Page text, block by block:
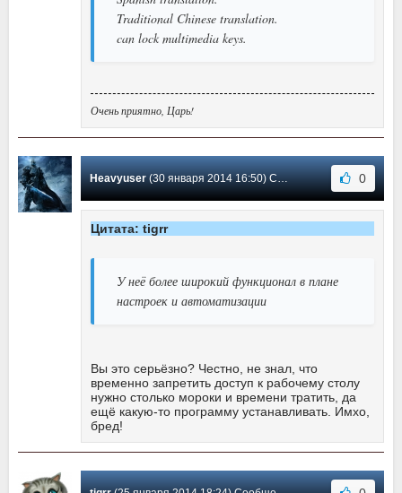
Traditional Chinese translation.
can lock multimedia keys.
Очень приятно, Царь!
Heavyuser(30 января 2014 16:50) Сообщение #12 0
Цитата: tigrr
У неё более широкий функционал в плане
настроек и автоматизации
Вы это серьёзно? Честно, не знал, что
временно запретить доступ к рабочему столу
нужно столько мороки и времени тратить, да
ещё какую-то программу устанавливать. Имхо,
бред!